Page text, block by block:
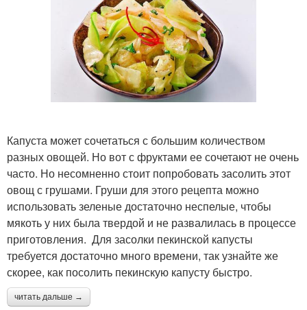
Капуста может сочетаться с большим количеством
разных овощей. Но вот с фруктами ее сочетают не очень
часто. Но несомненно стоит попробовать засолить этот
овощ с грушами. Груши для этого рецепта можно
использовать зеленые достаточно неспелые, чтобы
мякоть у них была твердой и не развалилась в процессе
приготовления. Для засолки пекинской капусты
требуется достаточно много времени, так узнайте же
скорее, как посолить пекинскую капусту быстро.
читать дальше →